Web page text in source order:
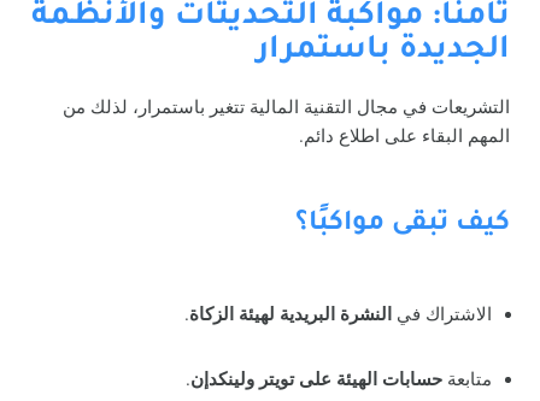
ثامناً: مواكبة التحديثات والأنظمة
الجديدة باستمرار
التشريعات في مجال التقنية المالية تتغير باستمرار، لذلك من
المهم البقاء على اطلاع دائم.
كيف تبقى مواكبًا؟
الاشتراك في النشرة البريدية لهيئة الزكاة.
متابعة حسابات الهيئة على تويتر ولينكدإن.